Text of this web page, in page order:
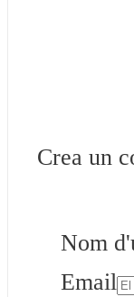
Crea un
Nom
Email